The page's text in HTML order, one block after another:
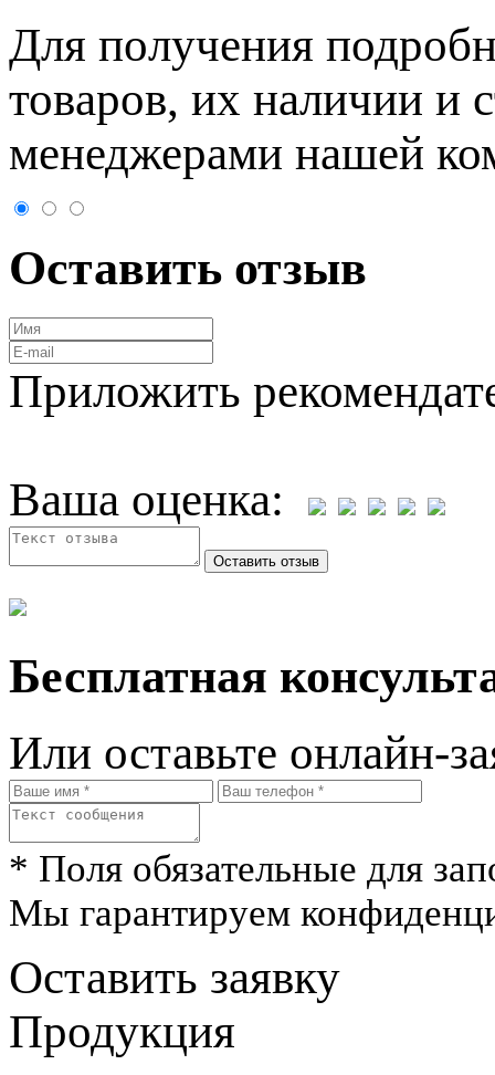
Для пoлучения
товaров, их нaличии и
менеджерами нашей
Оставить отзыв
Приложить
Ваша оценка:
Бесплатная
Или оставьте онлайн-
* Поля обязательные для
Мы гарантируем
Оставить заявку
Продукция